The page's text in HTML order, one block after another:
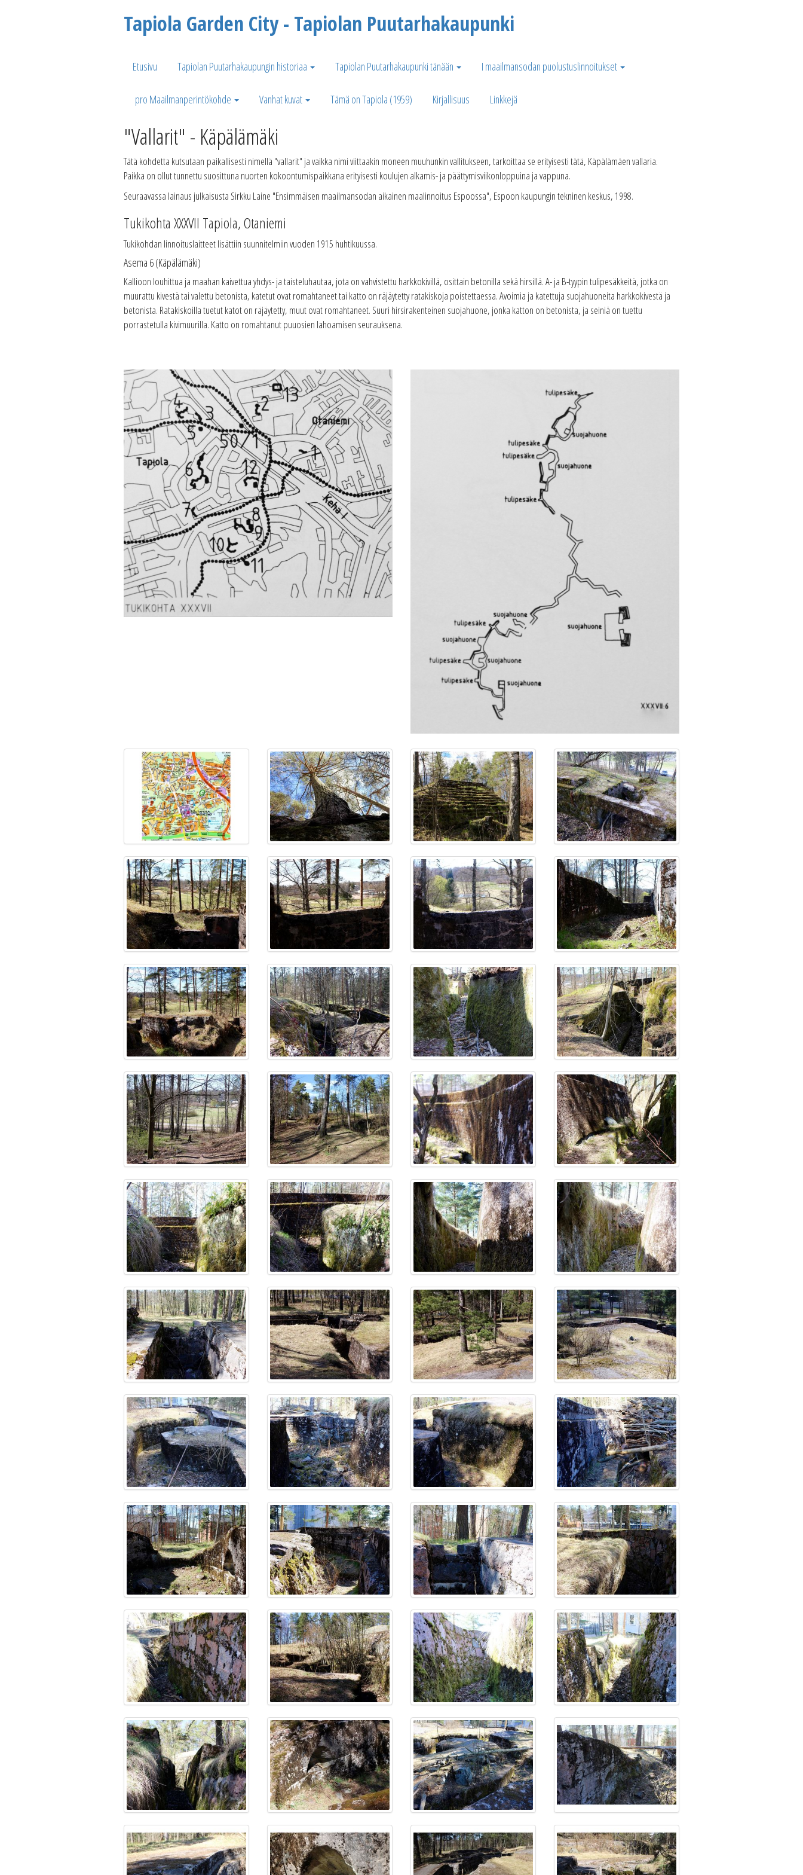
Tapiola Garden City - Tapiolan Puutarhakaupunki
Etusivu Tapiolan Puutarhakaupungin historiaa Tapiolan Puutarhakaupunki tänään I maailmansodan puolustuslinnoitukset
pro Maailmanperintökohde Vanhat kuvat Tämä on Tapiola (1959) Kirjallisuus Linkkejä
"Vallarit" - Käpälämäki
Tätä kohdetta kutsutaan paikallisesti nimellä "vallarit" ja vaikka nimi viittaakin moneen muuhunkin vallitukseen, tarkoittaa se erityisesti tätä, Käpälämäen vallaria.
Paikka on ollut tunnettu suosittuna nuorten kokoontumispaikkana erityisesti koulujen alkamis- ja päättymisviikonloppuina ja vappuna.
Seuraavassa lainaus julkaisusta Sirkku Laine "Ensimmäisen maailmansodan aikainen maalinnoitus Espoossa", Espoon kaupungin tekninen keskus, 1998.
Tukikohta XXXVII Tapiola, Otaniemi
Tukikohdan linnoituslaitteet lisättiin suunnitelmiin vuoden 1915 huhtikuussa.
Asema 6 (Käpälämäki)
Kallioon louhittua ja maahan kaivettua yhdys- ja taisteluhautaa, jota on vahvistettu harkkokivillä, osittain betonilla sekä hirsillä. A- ja B-tyypin tulipesäkkeitä, jotka on
muurattu kivestä tai valettu betonista, katetut ovat romahtaneet tai katto on räjäytetty ratakiskoja poistettaessa. Avoimia ja katettuja suojahuoneita harkkokivestä ja
betonista. Ratakiskoilla tuetut katot on räjäytetty, muut ovat romahtaneet. Suuri hirsirakenteinen suojahuone, jonka katton on betonista, ja seiniä on tuettu
porrastetulla kivimuurilla. Katto on romahtanut puuosien lahoamisen seurauksena.